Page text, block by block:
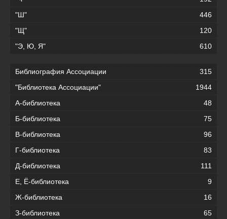
"Ш"
446
"Щ"
120
"Э, Ю, Я"
610
Библиография Ассоциации
315
"Библиотека Ассоциации"
1944
А-библиотека
48
Б-библиотека
75
В-библиотека
96
Г-библиотека
83
Д-библиотека
111
Е, Ё-библиотека
9
Ж-библиотека
16
З-библиотека
65